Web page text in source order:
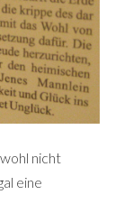
nicht
eine